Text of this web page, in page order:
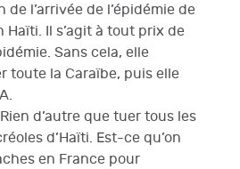
de l’arrivée de l’épidémie de
Haïti. Il s’agit à tout prix de
Sans cela, elle
toute la Caraïbe, puis elle
d’autre que tuer tous les
d’Haïti. Est-ce qu’on
en France pour